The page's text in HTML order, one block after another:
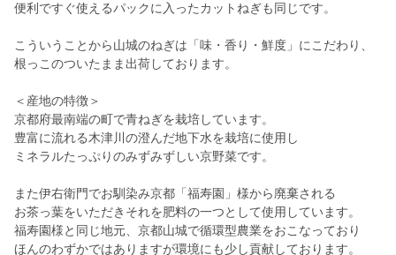
便利ですぐ使えるパックに入ったカットねぎも同じです。
こういうことから山城のねぎは「味・香り・鮮度」にこだわり、
根っこのついたまま出荷しております。
＜産地の特徴＞
京都府最南端の町で青ねぎを栽培しています。
豊富に流れる木津川の澄んだ地下水を栽培に使用し
ミネラルたっぷりのみずみずしい京野菜です。
また伊右衛門でお馴染み京都「福寿園」様から廃棄される
お茶っ葉をいただきそれを肥料の一つとして使用しています。
福寿園様と同じ地元、京都山城で循環型農業をおこなっており
ほんのわずかではありますが環境にも少し貢献しております。